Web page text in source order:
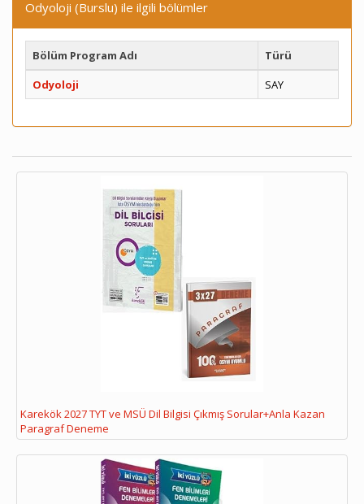
Odyoloji (Burslu) ile ilgili bölümler
Bölüm Program Adı
Türü
Odyoloji
SAY
Karekök 2027 TYT ve MSÜ Dil Bilgisi Çıkmış Sorular+Anla Kazan
Paragraf Deneme